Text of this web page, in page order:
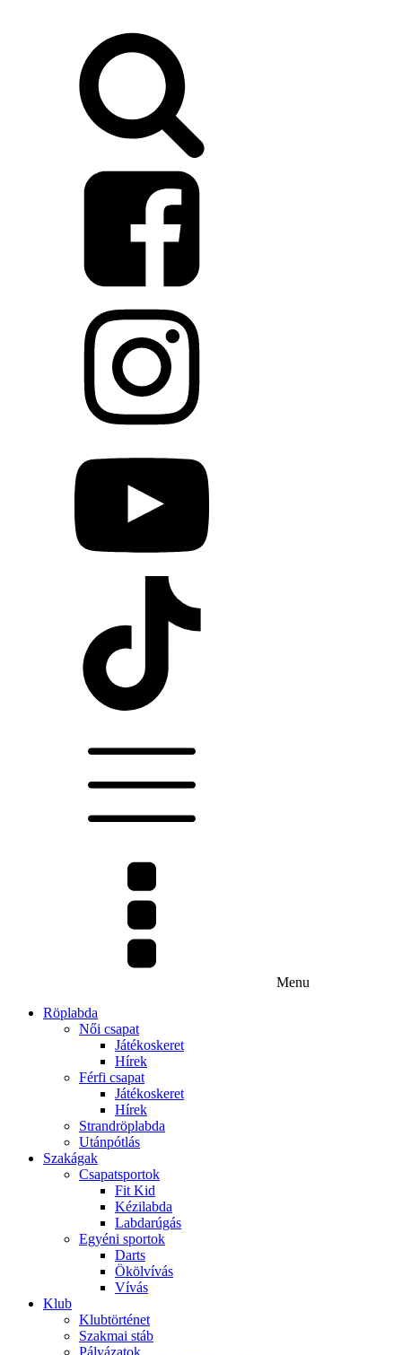
Menu
Röplabda
Női csapat
Játékoskeret
Hírek
Férfi csapat
Játékoskeret
Hírek
Strandröplabda
Utánpótlás
Szakágak
Csapatsportok
Fit Kid
Kézilabda
Labdarúgás
Egyéni sportok
Darts
Ökölvívás
Vívás
Klub
Klubtörténet
Szakmai stáb
Pályázatok